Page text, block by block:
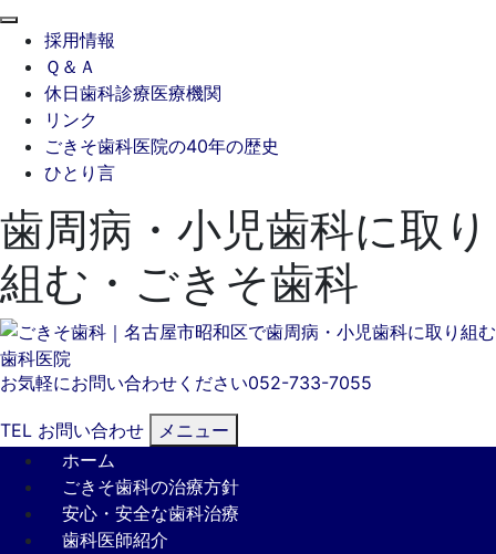
採用情報
Ｑ＆Ａ
休日歯科診療医療機関
リンク
ごきそ歯科医院の40年の歴史
ひとり言
歯周病・小児歯科に取り
組む・ごきそ歯科
お気軽にお問い合わせください052-733-7055
TEL お問い合わせ
メニュー
ホーム
ごきそ歯科の治療方針
安心・安全な歯科治療
歯科医師紹介